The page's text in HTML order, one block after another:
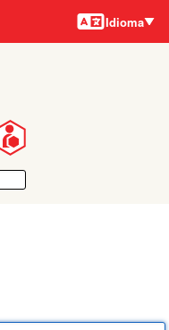
Idiomas
Idioma